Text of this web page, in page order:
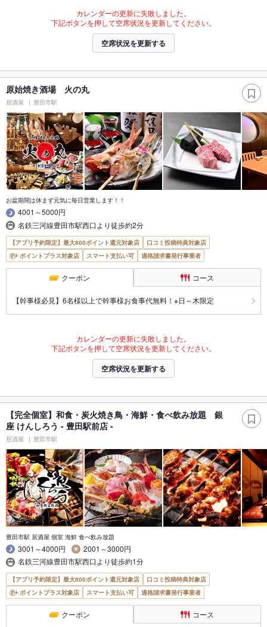
カレンダーの更新に失敗しました。
下記ボタンを押して空席状況を更新してください。
空席状況を更新する
原始焼き酒場 火の丸
居酒屋 豊田市駅
お盆期間は休まず元気に毎日営業します！！
4001～5000円
名鉄三河線豊田市駅西口より徒歩約2分
【アプリ予約限定】最大800ポイント還元対象店
口コミ投稿特典対象店
ポイントプラス対象店
スマート支払い可 適格請求書発行事業者
クーポン コース
【幹事様必見】6名様以上で幹事様お食事代無料！※日～木限定
カレンダーの更新に失敗しました。
下記ボタンを押して空席状況を更新してください。
空席状況を更新する
【完全個室】和食・炭火焼き鳥・海鮮・食べ飲み放題 銀
座 けんしろう - 豊田駅前店 -
居酒屋 豊田市駅
豊田市駅 居酒屋 個室 海鮮 食べ飲み放題
3001～4000円
2001～3000円
名鉄三河線豊田市駅西口より徒歩約1分
【アプリ予約限定】最大800ポイント還元対象店
口コミ投稿特典対象店
ポイントプラス対象店
スマート支払い可 適格請求書発行事業者
クーポン コース